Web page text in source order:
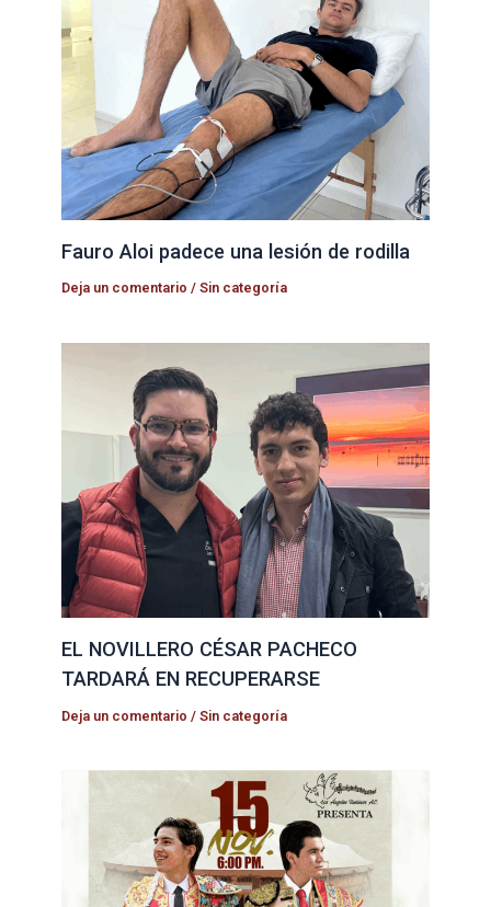
Fauro Aloi padece una lesión de rodilla
Deja un comentario /Sin categoría
EL NOVILLERO CÉSAR PACHECO
TARDARÁ EN RECUPERARSE
Deja un comentario /Sin categoría